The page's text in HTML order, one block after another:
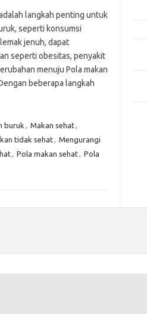
langkah penting untuk
seperti konsumsi
jenuh, dapat
seperti obesitas, penyakit
menuju Pola makan
beberapa langkah
buruk , Makan sehat,
tidak sehat, Mengurangi
, Pola makan sehat, Pola